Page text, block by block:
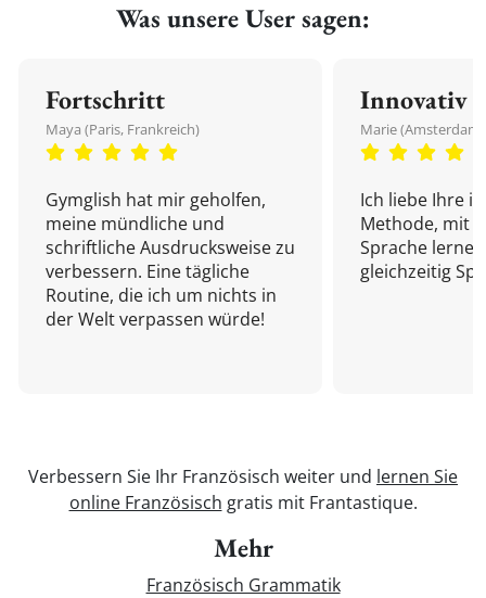
Was unsere User sagen:
Fortschritt
Maya (Paris, Frankreich)
Gymglish hat mir geholfen,
meine mündliche und
schriftliche Ausdrucksweise zu
verbessern. Eine tägliche
Routine, die ich um nichts in
der Welt verpassen würde!
Innovativ
Marie
Ich liebe Ihre
Methode, mit
Sprache
gleichzeitig
Verbessern Sie Ihr Französisch weiter und lernen Sie
online Französisch gratis mit Frantastique.
Mehr
Französisch Grammatik